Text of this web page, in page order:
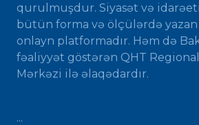
qurulmuşdur. Siyasət və
bütün forma və ölçülərdə
onlayn platformadır. Həm də
fəaliyyət göstərən QHT
Mərkəzi ilə əlaqədardır.
...